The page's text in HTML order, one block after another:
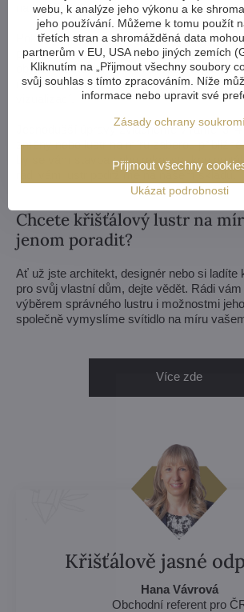
na zakázku podle vašeho návrhu.
Pokud si z naší nabídky lustrů vůbec
pro vás svítidlo zcela na míru. Stačí nám
obrázek/fotka, jak si lustr představujete.
možnosti výroby a do týdne vám pošleme
Jednodušší úpravy zvládneme v rámci 3–4
změny nebo lustr na míru zaberou přibližně
by se vám stavba nebo rekonstrukce
rádi vám lustr podržíme na našem skladu.
Chcete křišťálový lustr na
jenom poradit?
Ať už jste architekt, designér nebo si ladíte
pro svůj vlastní dům, dejte vědět. Rádi
výběrem správného lustru i možnostmi
společně vymyslíme svítidlo na míru
Více zde
Křišťálově jasné
Hana Vávrová
Obchodní referent pro
webu, k analýze jeho výkonu a ke
jeho používání. Můžeme k tomu použít
třetích stran a shromážděná data
partnerům v EU, USA nebo jiných zemích
Kliknutím na „Přijmout všechny soubory
svůj souhlas s tímto zpracováním. Níže
informace nebo upravit své
Zásady ochrany
Ukázat podrobnosti
Přijmout všechny